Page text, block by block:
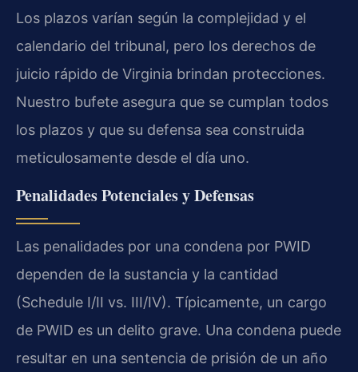
Los plazos varían según la complejidad y el
calendario del tribunal, pero los derechos de
juicio rápido de Virginia brindan protecciones.
Nuestro bufete asegura que se cumplan todos
los plazos y que su defensa sea construida
meticulosamente desde el día uno.
Penalidades Potenciales y Defensas
Las penalidades por una condena por PWID
dependen de la sustancia y la cantidad
(Schedule I/II vs. III/IV). Típicamente, un cargo
de PWID es un delito grave. Una condena puede
resultar en una sentencia de prisión de un año